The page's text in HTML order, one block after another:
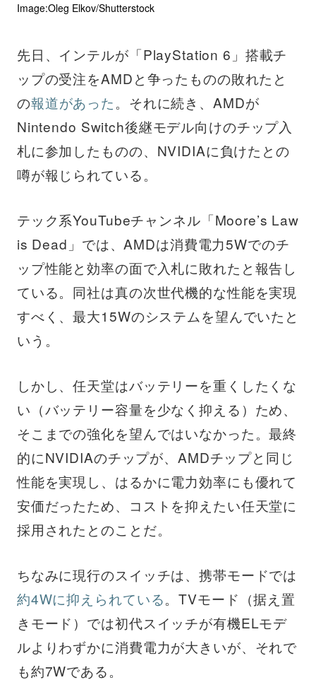
Image:Oleg Elkov/Shutterstock
先日、インテルが「PlayStation 6」搭載チ
ップの受注をAMDと争ったものの敗れたと
の報道があった。それに続き、AMDが
Nintendo Switch後継モデル向けのチップ入
札に参加したものの、NVIDIAに負けたとの
噂が報じられている。
テック系YouTubeチャンネル「Moore’s Law
is Dead」では、AMDは消費電力5Wでのチ
ップ性能と効率の面で入札に敗れたと報告し
ている。同社は真の次世代機的な性能を実現
すべく、最大15Wのシステムを望んでいたと
いう。
しかし、任天堂はバッテリーを重くしたくな
い（バッテリー容量を少なく抑える）ため、
そこまでの強化を望んではいなかった。最終
的にNVIDIAのチップが、AMDチップと同じ
性能を実現し、はるかに電力効率にも優れて
安価だったため、コストを抑えたい任天堂に
採用されたとのことだ。
ちなみに現行のスイッチは、携帯モードでは
約4Wに抑えられている。TVモード（据え置
きモード）では初代スイッチが有機ELモデ
ルよりわずかに消費電力が大きいが、それで
も約7Wである。